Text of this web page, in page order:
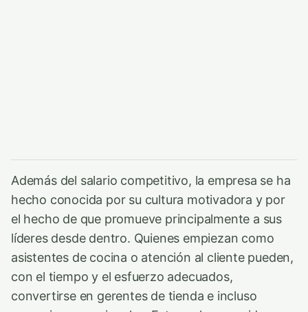
Además del salario competitivo, la empresa se ha
hecho conocida por su cultura motivadora y por
el hecho de que promueve principalmente a sus
líderes desde dentro. Quienes empiezan como
asistentes de cocina o atención al cliente pueden,
con el tiempo y el esfuerzo adecuados,
convertirse en gerentes de tienda e incluso